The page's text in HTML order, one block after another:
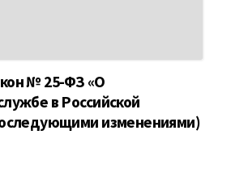
№ 25-ФЗ «О
в Российской
изменениями)